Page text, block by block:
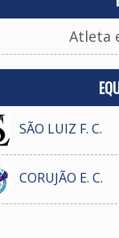
Atleta
SÃO LUIZ F. C.
CORUJÃO E. C.